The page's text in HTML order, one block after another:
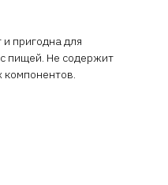
пригодна для
пищей. Не содержит
компонентов.